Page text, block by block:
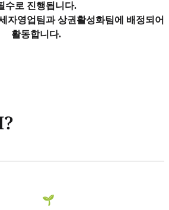
수로 진행됩니다.
자영업팀과 상권활성화팀에 배정되어
활동합니다.
🌱